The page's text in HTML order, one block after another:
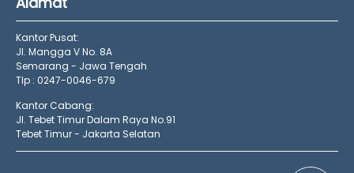
Kantor Pusat:
Jl. Mangga V No. 8A
Semarang - Jawa Tengah
Tlp : 0247-0046-679
Kantor Cabang:
Jl. Tebet Timur Dalam Raya No.91
Tebet Timur - Jakarta Selatan